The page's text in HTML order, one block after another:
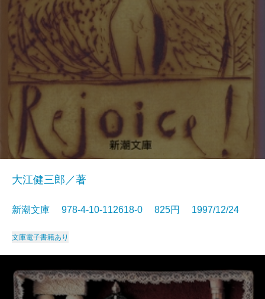
大江健三郎／著
新潮文庫 978-4-10-112618-0 825円 1997/12/24
文庫電子書籍あり